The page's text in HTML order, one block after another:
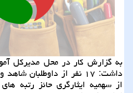
به گزارش كار در محل مدیركل
داشت: ۱۷ نفر از داوطلبان